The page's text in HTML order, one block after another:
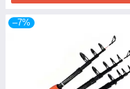
–7%